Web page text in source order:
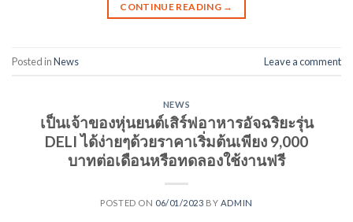
CONTINUE READING →
Posted inNews Leave a comment
NEWS
เป็นเจ้าของหุ่นยนต์เสิร์ฟอาหารอัจฉริยะรุ่น
DELI ได้ง่ายๆด้วยราคาเริ่มต้นเพียง 9,000
บาทต่อเดือนหรือทดลองใช้งานฟรี
POSTED ON 06/01/2023 BY ADMIN